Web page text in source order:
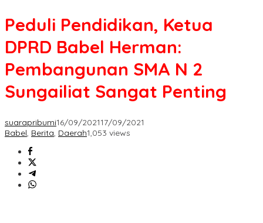
Peduli Pendidikan, Ketua
DPRD Babel Herman:
Pembangunan SMA N 2
Sungailiat Sangat Penting
suarapribumi16/09/202117/09/2021
Babel, Berita, Daerah1,053 views